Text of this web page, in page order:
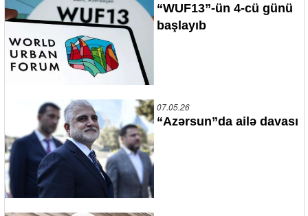
“WUF13”-ün 4-cü günü
başlayıb
07.05.26
“Azərsun”da ailə davası